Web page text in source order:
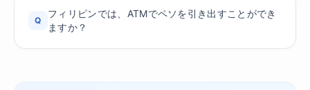
Q
フィリピンでは、ATMでペソを引き出すことができ
ますか？